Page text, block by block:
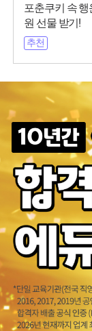
포춘쿠키 속
원 선물 받기!
추천